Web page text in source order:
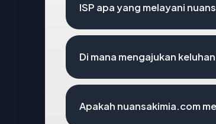
ISP apa yang melayani
Di mana mengajukan
Apakah nuansakimia.com